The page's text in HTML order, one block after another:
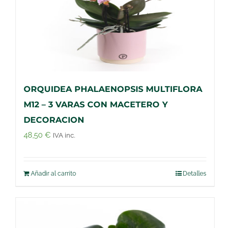
ORQUIDEA PHALAENOPSIS MULTIFLORA
M12 – 3 VARAS CON MACETERO Y
DECORACION
48,50 € IVA inc.
Añadir al carrito Detalles